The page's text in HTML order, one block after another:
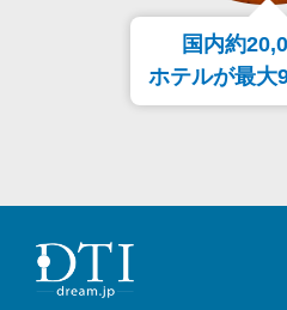
国内約
ホテルが最大